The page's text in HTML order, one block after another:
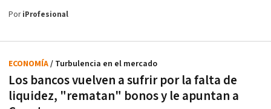
PoriProfesional
Los bancos vuelven a sufrir por la falta de
liquidez, "rematan" bonos y le apuntan a
ECONOMÍA/ Turbulencia en el mercado